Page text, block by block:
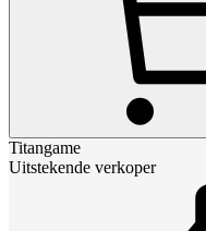
Titangame
Uitstekende verkoper